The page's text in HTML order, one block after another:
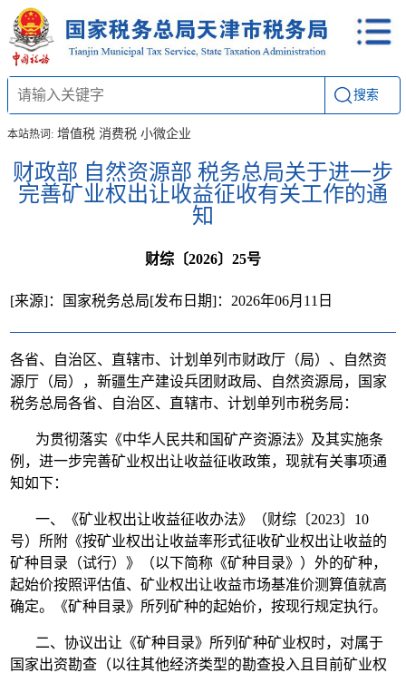
搜索
本站热词: 增值税 消费税 小微企业
财政部 自然资源部 税务总局关于进一步
完善矿业权出让收益征收有关工作的通
知
财综〔2026〕25号
[发布日期]：2026年06月11日
[来源]：国家税务总局
各省、自治区、直辖市、计划单列市财政厅（局）、自然资
源厅（局），新疆生产建设兵团财政局、自然资源局，国家
税务总局各省、自治区、直辖市、计划单列市税务局：
为贯彻落实《中华人民共和国矿产资源法》及其实施条
例，进一步完善矿业权出让收益征收政策，现就有关事项通
知如下：
一、《矿业权出让收益征收办法》（财综〔2023〕10
号）所附《按矿业权出让收益率形式征收矿业权出让收益的
矿种目录（试行）》（以下简称《矿种目录》）外的矿种，
起始价按照评估值、矿业权出让收益市场基准价测算值就高
确定。《矿种目录》所列矿种的起始价，按现行规定执行。
二、协议出让《矿种目录》所列矿种矿业权时，对属于
国家出资勘查（以往其他经济类型的勘查投入且目前矿业权